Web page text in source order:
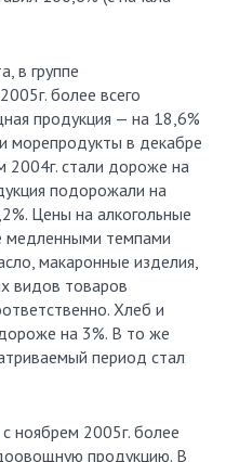
в группе
более всего
продукция — на 18,6%
морепродукты в декабре
2004г. стали дороже на
подорожали на
Цены на алкогольные
медленными темпами
макаронные изделия,
видов товаров
Хлеб и
на 3%. В то же
период стал
ноябрем 2005г. более
продукцию. В